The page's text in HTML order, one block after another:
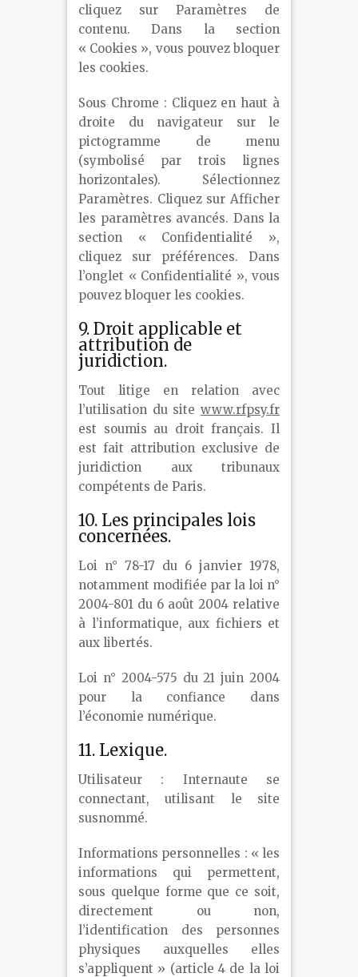
cliquez sur Paramètres de
contenu. Dans la section
« Cookies », vous pouvez bloquer
les cookies.
Sous Chrome : Cliquez en haut à
droite du navigateur sur le
pictogramme de menu
(symbolisé par trois lignes
horizontales). Sélectionnez
Paramètres. Cliquez sur Afficher
les paramètres avancés. Dans la
section « Confidentialité »,
cliquez sur préférences. Dans
l’onglet « Confidentialité », vous
pouvez bloquer les cookies.
9. Droit applicable et
attribution de
juridiction.
Tout litige en relation avec
l’utilisation du site www.rfpsy.fr
est soumis au droit français. Il
est fait attribution exclusive de
juridiction aux tribunaux
compétents de Paris.
10. Les principales lois
concernées.
Loi n° 78-17 du 6 janvier 1978,
notamment modifiée par la loi n°
2004-801 du 6 août 2004 relative
à l’informatique, aux fichiers et
aux libertés.
Loi n° 2004-575 du 21 juin 2004
pour la confiance dans
l’économie numérique.
11. Lexique.
Utilisateur : Internaute se
connectant, utilisant le site
susnommé.
Informations personnelles : « les
informations qui permettent,
sous quelque forme que ce soit,
directement ou non,
l’identification des personnes
physiques auxquelles elles
s’appliquent » (article 4 de la loi